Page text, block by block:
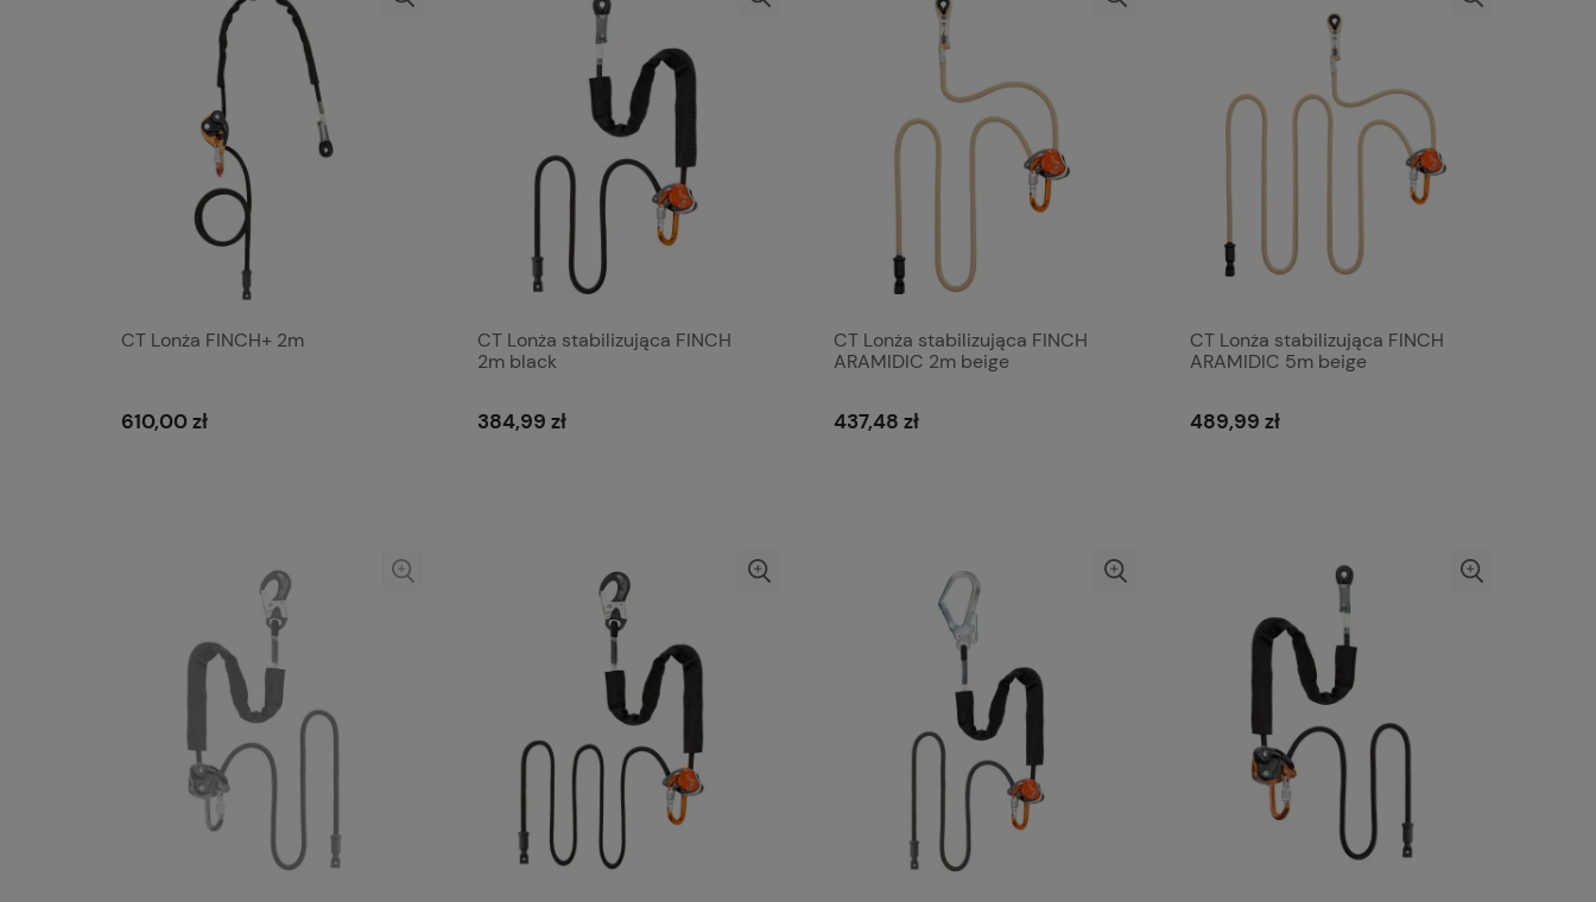
CT Lonża FINCH+ 2m
610,00 zł
CT Lonża stabilizująca FINCH
2m black
384,99 zł
CT Lonża stabilizująca FINCH
ARAMIDIC 2m beige
437,48 zł
CT Lonża stabilizująca FINCH
ARAMIDIC 5m beige
489,99 zł